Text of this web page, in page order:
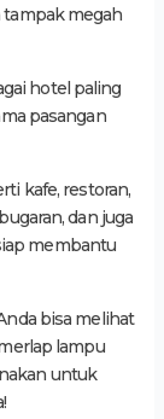
tampak megah
hotel paling
pasangan
kafe, restoran,
dan juga
membantu
bisa melihat
lampu
untuk